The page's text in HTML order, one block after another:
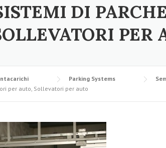
DI
PER
Parking Systems
per auto, Sollevatori per auto